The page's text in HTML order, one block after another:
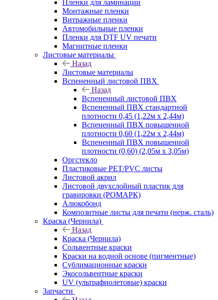
Пленки для ламинации
Монтажные пленки
Витражные пленки
Автомобильные пленки
Пленки для DTF UV печати
Магнитные пленки
Листовые материалы
Назад
Листовые материалы
Вспененный листовой ПВХ
Назад
Вспененный листовой ПВХ
Вспененный ПВХ стандартной
плотности 0,45 (1,22м х 2,44м)
Вспененный ПВХ повышенной
плотности 0,60 (1,22м х 2,44м)
Вспененный ПВХ повышенной
плотности (0,60) (2,05м х 3,05м)
Оргстекло
Пластиковые PET/PVC листы
Листовой акрил
Листовой двухслойный пластик для
гравировки (РОМАРК)
Алюкобонд
Композитные листы для печати (нерж. сталь)
Краска (Чернила)
Назад
Краска (Чернила)
Сольвентные краски
Краски на водной основе (пигментные)
Сублимационные краски
Экосольвентные краски
UV (ультрафиолетовые) краски
Запчасти